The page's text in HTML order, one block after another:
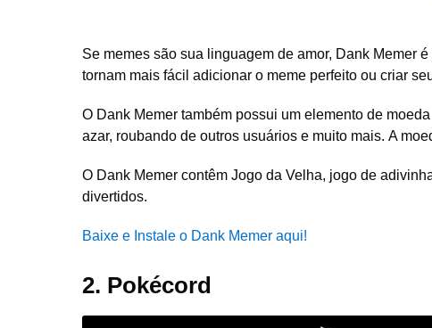
Se memes são sua linguagem de amor, Dank Memer
tornam mais fácil adicionar o meme perfeito ou criar
O Dank Memer também possui um elemento de
azar, roubando de outros usuários e muito mais. A
O Dank Memer contêm Jogo da Velha, jogo de
divertidos.
Baixe e Instale o Dank Memer aqui!
2. Pokécord